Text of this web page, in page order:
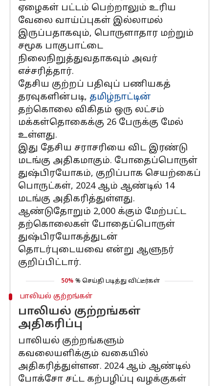
ஏழைகள் பட்டம் பெற்றாலும் உரிய
வேலை வாய்ப்புகள் இல்லாமல்
இருப்பதாகவும், பொருளாதார மற்றும்
சமூக பாகுபாட்டை
நிலைநிறுத்துவதாகவும் அவர்
எச்சரித்தார்.
தேசிய குற்றப் பதிவுப் பணியகத்
தரவுகளின்படி, தமிழ்நாட்டின்
தற்கொலை விகிதம் ஒரு லட்சம்
மக்கள்தொகைக்கு 26 பேருக்கு மேல்
உள்ளது.
இது தேசிய சராசரியை விட இரண்டு
மடங்கு அதிகமாகும். போதைப்பொருள்
துஷ்பிரயோகம், குறிப்பாக செயற்கைப்
பொருட்கள், 2024 ஆம் ஆண்டில் 14
மடங்கு அதிகரித்துள்ளது.
ஆண்டுதோறும் 2,000 க்கும் மேற்பட்ட
தற்கொலைகள் போதைப்பொருள்
துஷ்பிரயோகத்துடன்
தொடர்புடையவை என்று ஆளுநர்
குறிப்பிட்டார்.
50% % செய்தி படித்து விட்டீர்கள்
பாலியல் குற்றங்கள்
பாலியல் குற்றங்கள்
அதிகரிப்பு
பாலியல் குற்றங்களும்
கவலையளிக்கும் வகையில்
அதிகரித்துள்ளன. 2024 ஆம் ஆண்டில்
போக்சோ சட்ட கற்பழிப்பு வழக்குகள்